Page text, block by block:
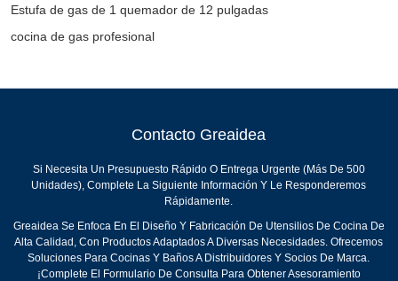
Estufa de gas de 1 quemador de 12 pulgadas
cocina de gas profesional
Contacto Greaidea
Si Necesita Un Presupuesto Rápido O Entrega Urgente (más De 500
Unidades), Complete La Siguiente Información Y Le Responderemos
Rápidamente.
Greaidea Se Enfoca En El Diseño Y Fabricación De Utensilios De Cocina De
Alta Calidad, Con Productos Adaptados A Diversas Necesidades. Ofrecemos
Soluciones Para Cocinas Y Baños A Distribuidores Y Socios De Marca.
¡Complete El Formulario De Consulta Para Obtener Asesoramiento